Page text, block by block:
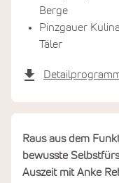
Berge
Pinzgauer
Täler
Raus aus dem
bewusste
Auszeit mit Anke